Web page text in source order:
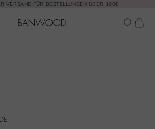
VERSAND FÜR BESTELLUNGEN ÜBER 100€
Banwood EUR Suche